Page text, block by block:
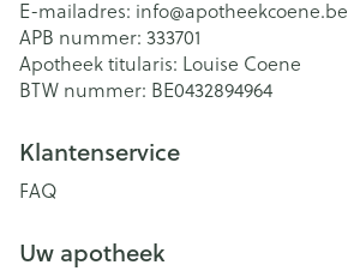
E-mailadres: info@apotheekcoene.be
APB nummer: 333701
Apotheek titularis: Louise Coene
BTW nummer: BE0432894964
Klantenservice
FAQ
Uw apotheek